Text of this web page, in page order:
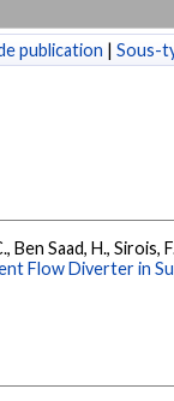
publication | Sous-
Saad, H., Sirois,
Flow Diverter in